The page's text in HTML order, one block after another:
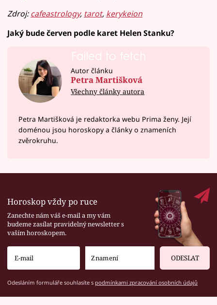
Zdroj:cafeastrology, tarot, kerykeion
Jaký bude červen podle karet Helen Stanku?
Failed to fetch
Autor článku
Petra Martišková
Všechny články autora
Petra Martišková je redaktorka webu Prima ženy. Její
doménou jsou horoskopy a články o znameních
zvěrokruhu.
Horoskop vždy po ruce
Zanechte nám váš e-mail a my vám
budeme zasílat pravidelný newsletter s
vaším horoskopem.
ODESLAT
Odesláním formuláře souhlasíte s podmínkami zpracování osobních údajů